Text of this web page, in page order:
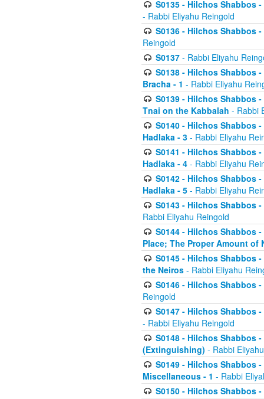
S0135 - Hilchos Shabbos
- Rabbi Eliyahu Reingold
S0136 - Hilchos Shabbos
Reingold
S0137- Rabbi Eliyahu
S0138 - Hilchos Shabbos
Bracha - 1 - Rabbi Eliyahu
S0139 - Hilchos Shabbos
Tnai on the Kabbalah - Rabbi
S0140 - Hilchos Shabbos
Hadlaka - 3 - Rabbi Eliyahu
S0141 - Hilchos Shabbos
Hadlaka - 4 - Rabbi Eliyahu
S0142 - Hilchos Shabbos
Hadlaka - 5 - Rabbi Eliyahu
S0143 - Hilchos Shabbos
Rabbi Eliyahu Reingold
S0144 - Hilchos Shabbos
Place; The Proper Amount of
S0145 - Hilchos Shabbos
the Neiros - Rabbi Eliyahu
S0146 - Hilchos Shabbos
Reingold
S0147 - Hilchos Shabbos
- Rabbi Eliyahu Reingold
S0148 - Hilchos Shabbos
(Extinguishing) - Rabbi
S0149 - Hilchos Shabbos
Miscellaneous - 1 - Rabbi
S0150 - Hilchos Shabbos